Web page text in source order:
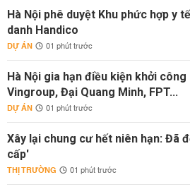
Hà Nội phê duyệt Khu phức hợp y
danh Handico
DỰ ÁN 01 phút trước
Hà Nội gia hạn điều kiện khởi
Vingroup, Đại Quang Minh, FPT...
DỰ ÁN 01 phút trước
Xây lại chung cư hết niên hạn: Đã
cấp'
THỊ TRƯỜNG 01 phút trước